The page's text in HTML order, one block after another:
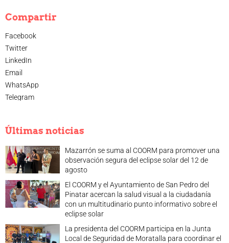
Compartir
Facebook
Twitter
LinkedIn
Email
WhatsApp
Telegram
Últimas noticias
Mazarrón se suma al COORM para promover una
observación segura del eclipse solar del 12 de
agosto
El COORM y el Ayuntamiento de San Pedro del
Pinatar acercan la salud visual a la ciudadanía
con un multitudinario punto informativo sobre el
eclipse solar
La presidenta del COORM participa en la Junta
Local de Seguridad de Moratalla para coordinar el